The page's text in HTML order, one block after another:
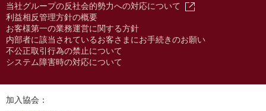
当社グループの反社会的勢力への対応について
利益相反管理方針の概要
お客様第一の業務運営に関する方針
内部者に該当されているお客さまにお手続きのお願い
不公正取引行為の禁止について
システム障害時の対応について
加入協会：